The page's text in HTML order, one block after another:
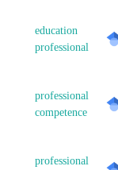
education
professional
professional
competence
professional